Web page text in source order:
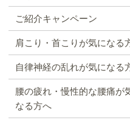
ご紹介キャンペーン
肩こり・首こりが気になる
自律神経の乱れが気になる
腰の疲れ・慢性的な腰痛が
なる方へ